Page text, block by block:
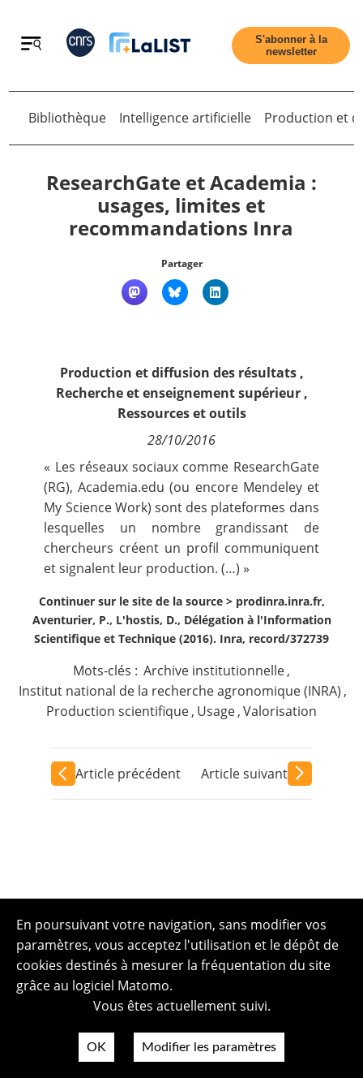
Retour
Contact
S'abonner à la
newsletter
Retour
Bibliothèque Intelligence artificielle Production et
ResearchGate et Academia :
usages, limites et
recommandations Inra
Partager
Production et diffusion des résultats,
Recherche et enseignement supérieur,
Ressources et outils
28/10/2016
« Les réseaux sociaux comme ResearchGate
(RG), Academia.edu (ou encore Mendeley et
My Science Work) sont des plateformes dans
lesquelles un nombre grandissant de
chercheurs créent un profil communiquent
et signalent leur production. (…) »
Continuer sur le site de la source > prodinra.inra.fr,
Aventurier, P., L'hostis, D., Délégation à l'Information
Scientifique et Technique (2016). Inra, record/372739
Mots-clés : Archive institutionnelle,
Institut national de la recherche agronomique (INRA) ,
Production scientifique, Usage,Valorisation
Article précédent Article suivant
En poursuivant votre navigation, sans modifier vos
paramètres, vous acceptez l'utilisation et le dépôt de
cookies destinés à mesurer la fréquentation du site
grâce au logiciel Matomo.
Vous êtes actuellement suivi.
OK Modifier les paramètres